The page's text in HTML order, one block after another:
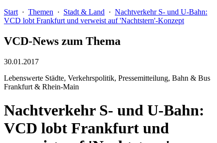
Start · Themen · Stadt & Land · Nachtverkehr S- und U-Bahn:
VCD lobt Frankfurt und verweist auf 'Nachtstern'-Konzept
VCD-News zum Thema
30.01.2017
Lebenswerte Städte, Verkehrspolitik, Pressemitteilung, Bahn & Bus
Frankfurt & Rhein-Main
Nachtverkehr S- und U-Bahn:
VCD lobt Frankfurt und